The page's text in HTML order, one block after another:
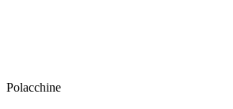
Polacchine